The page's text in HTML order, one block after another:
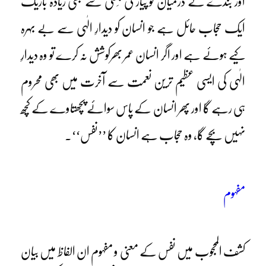
ایک حجاب حائل ہے جو انسان کو دیدارِ الٰہی سے بے بہرہ
کیے ہوئے ہے اور اگر انسان عمر بھرکوشش نہ کرے تو وہ دیدارِ
الٰہی کی ایسی عظیم ترین نعمت سے آخرت میں بھی محروم
ہی رہے گا اور پھر انسان کے پاس سوائے پچھتاوے کے کچھ
نہیں بچے گا، وہ حجاب ہے انسان کا ’’نفس‘‘۔
مفہوم
کشف المحجوب میں نفس کے معنی و مفہوم ان الفاظ میں بیان